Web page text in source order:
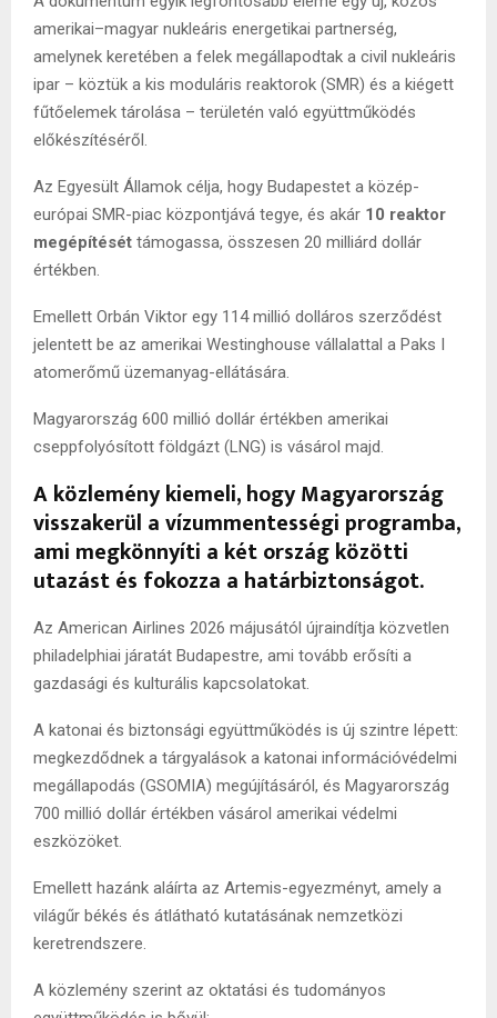
amerikai–magyar nukleáris energetikai partnerség,
amelynek keretében a felek megállapodtak a civil nukleáris
ipar – köztük a kis moduláris reaktorok (SMR) és a kiégett
fűtőelemek tárolása – területén való együttműködés
előkészítéséről.
Az Egyesült Államok célja, hogy Budapestet a közép-
európai SMR-piac központjává tegye, és akár 10 reaktor
megépítését támogassa, összesen 20 milliárd dollár
értékben.
Emellett Orbán Viktor egy 114 millió dolláros szerződést
jelentett be az amerikai Westinghouse vállalattal a Paks I
atomerőmű üzemanyag-ellátására.
Magyarország 600 millió dollár értékben amerikai
cseppfolyósított földgázt (LNG) is vásárol majd.
A közlemény kiemeli, hogy Magyarország
visszakerül a vízummentességi programba,
ami megkönnyíti a két ország közötti
utazást és fokozza a határbiztonságot.
Az American Airlines 2026 májusától újraindítja közvetlen
philadelphiai járatát Budapestre, ami tovább erősíti a
gazdasági és kulturális kapcsolatokat.
A katonai és biztonsági együttműködés is új szintre lépett:
megkezdődnek a tárgyalások a katonai információvédelmi
megállapodás (GSOMIA) megújításáról, és Magyarország
700 millió dollár értékben vásárol amerikai védelmi
eszközöket.
Emellett hazánk aláírta az Artemis-egyezményt, amely a
világűr békés és átlátható kutatásának nemzetközi
keretrendszere.
A közlemény szerint az oktatási és tudományos